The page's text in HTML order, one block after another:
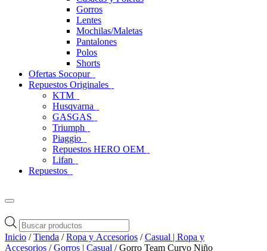
Gorros
Lentes
Mochilas/Maletas
Pantalones
Polos
Shorts
Ofertas Socopur
Repuestos Originales
KTM
Husqvarna
GASGAS
Triumph
Piaggio
Repuestos HERO OEM
Lifan
Repuestos
Búsqueda
de
productos
Inicio /Tienda /Ropa y Accesorios /Casual | Ropa y
Accesorios /Gorros | Casual / Gorro Team Curvo Niño